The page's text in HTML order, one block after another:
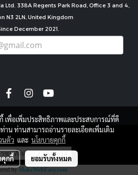
Ltd. 338A Regents Park Road, Office 3 and 4,
N3 2LN, United Kingdom
December 2021.
copyright by
ชมทั้งหมด7,668,614
byMakeWebEasy.com
เพื่อเพิ่มประสิทธิภาพและประสบการณ์ที่ดี
ท่าน ท่านสามารถอ่านรายละเอียดเพิ่มเติม
นตัว และ นโยบายคุกกี้
กกี้ ยอมรับทั้งหมด